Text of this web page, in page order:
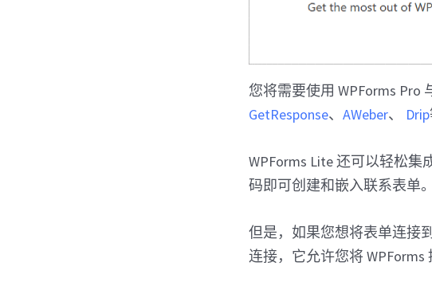
您将需要使用 WPForms Pro
GetResponse、AWeber、 Drip
WPForms Lite 还可以轻松集
码即可创建和嵌入联系表单。
但是，如果您想将表单连接
连接，它允许您将